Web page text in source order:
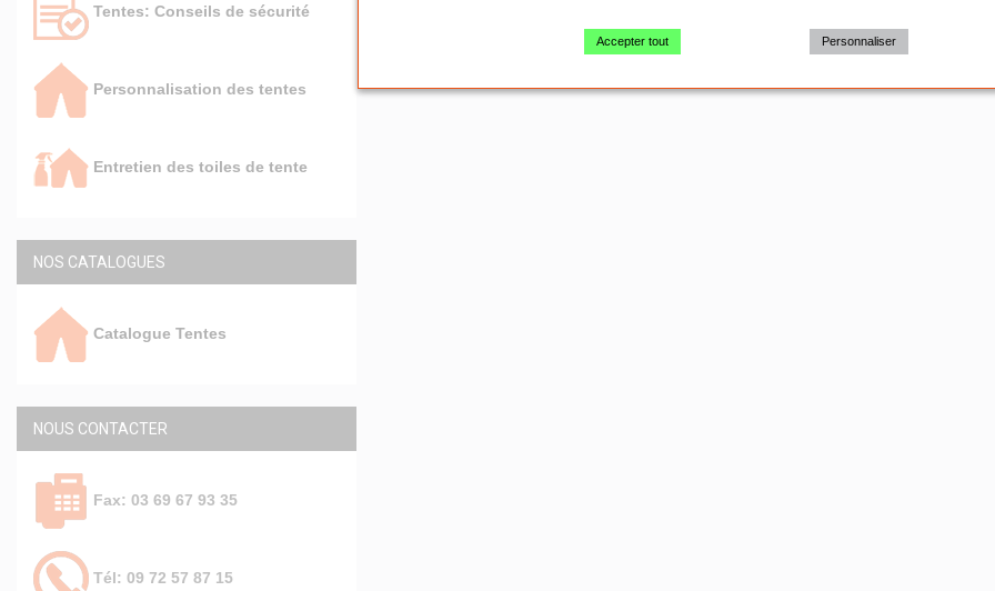
Tentes: Conseils de sécurité
Personnalisation des tentes
Entretien des toiles de tente
NOS CATALOGUES
Catalogue Tentes
NOUS CONTACTER
Fax: 03 69 67 93 35
Tél: 09 72 57 87 15
Accepter tout Personnaliser